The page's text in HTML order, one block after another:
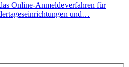
Online-Anmeldeverfahren für
und…